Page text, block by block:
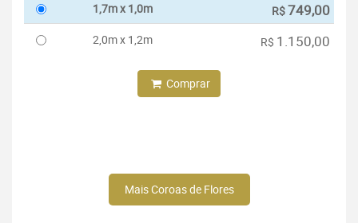
1,7m x 1,0m R$749,00
2,0m x 1,2m R$ 1.150,00
Comprar
Mais Coroas de Flores